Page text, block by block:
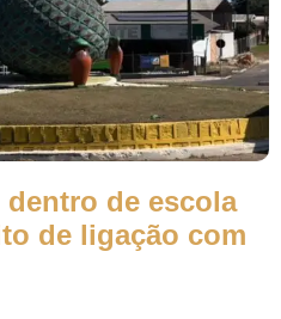
de escola
de ligação com